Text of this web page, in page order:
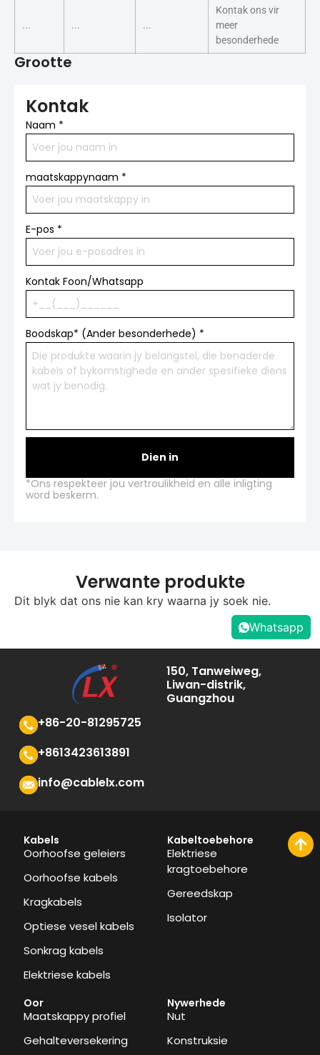
... ... ...
Kontak ons vir
meer
besonderhede
Grootte
Kontak
Naam *
maatskappynaam *
E-pos *
Kontak Foon/Whatsapp
Boodskap* (Ander besonderhede) *
Dien in
*Ons respekteer jou vertroulikheid en alle inligting
word beskerm.
Verwante produkte
Dit blyk dat ons nie kan kry waarna jy soek nie.
150, Tanweiweg,
Liwan-distrik,
Guangzhou
+86-20-81295725
+8613423613891
info@cablelx.com
Kabels
Oorhoofse geleiers
Oorhoofse kabels
Kragkabels
Optiese vesel kabels
Sonkrag kabels
Elektriese kabels
Kabeltoebehore
Elektriese
kragtoebehore
Gereedskap
Isolator
Oor
Maatskappy profiel
Gehalteversekering
Nywerhede
Nut
Konstruksie
Whatsapp